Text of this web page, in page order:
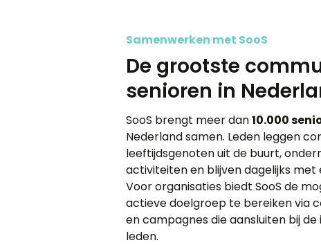
Samenwerken met SooS
De grootste
senioren in
SooS brengt meer dan10.000
Nederland samen. Leden leggen
leeftijdsgenoten uit de buurt,
activiteiten en blijven dagelijks met
Voor organisaties biedt SooS de
actieve doelgroep te bereiken via
en campagnes die aansluiten bij
leden.